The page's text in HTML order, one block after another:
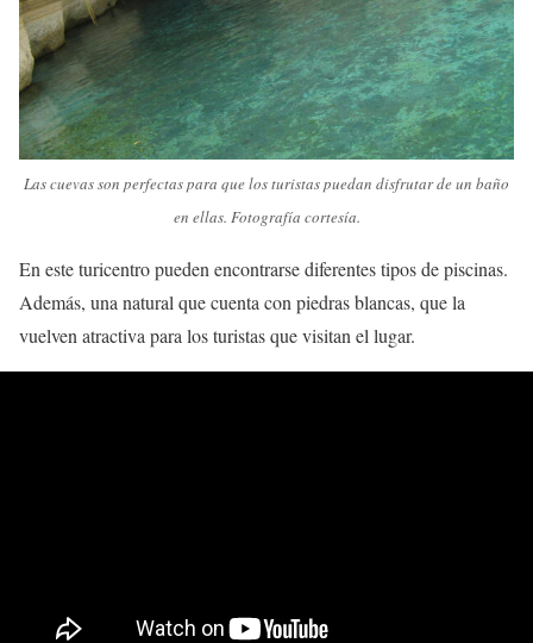
Las cuevas son perfectas para que los turistas puedan disfrutar de un baño
en ellas. Fotografía cortesía.
En este turicentro pueden encontrarse diferentes tipos de piscinas.
Además, una natural que cuenta con piedras blancas, que la
vuelven atractiva para los turistas que visitan el lugar.